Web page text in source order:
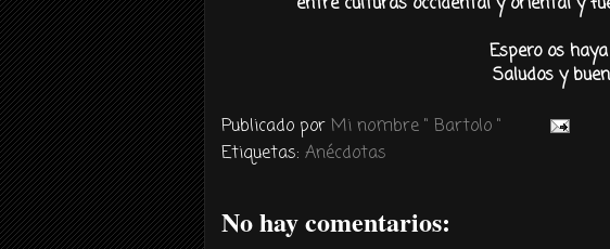
Espero os
Saludos y
Publicado por Mi nombre " Bartolo "
Etiquetas: Anécdotas
No hay comentarios: